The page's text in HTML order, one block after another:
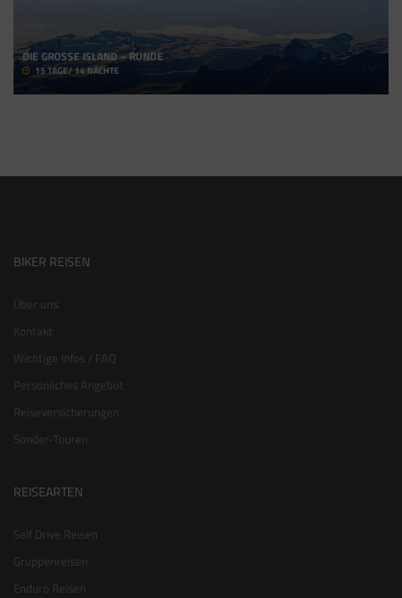
DIE GROSSE ISLAND – RUNDE
15 TAGE/ 14 NÄCHTE
BIKER REISEN
Über uns
Kontakt
Wichtige Infos / FAQ
Persönliches Angebot
Reiseversicherungen
Sonder-Touren
REISEARTEN
Self Drive Reisen
Gruppenreisen
Enduro Reisen